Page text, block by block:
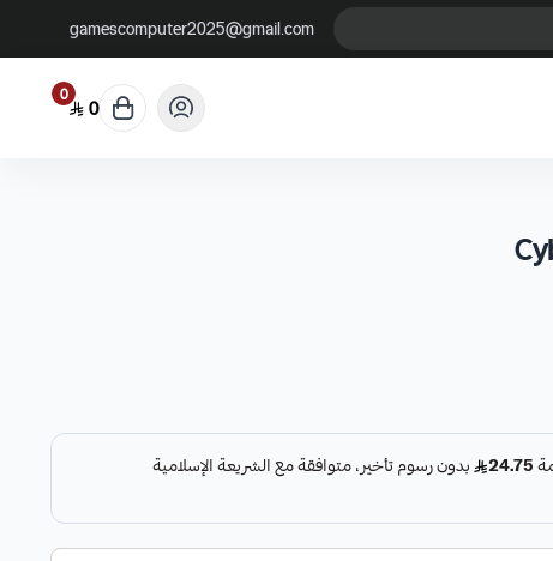
gamescomputer2025@gmail.com
0 0